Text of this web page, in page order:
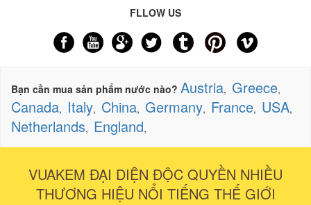
FLLOW US
Bạn cần mua sản phẩm nước nào? Austria, Greece,
Canada, Italy, China, Germany, France, USA,
Netherlands, England,
VUAKEM ĐẠI DIỆN ĐỘC QUYỀN NHIỀU
THƯƠNG HIỆU NỔI TIẾNG THẾ GIỚI